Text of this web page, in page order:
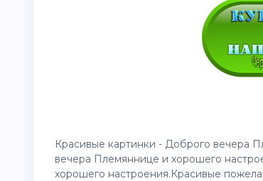
Красивые картинки - Доброго вечера
вечера Племяннице и хорошего
хорошего настроения.Красивые